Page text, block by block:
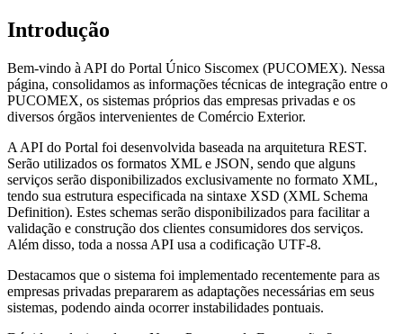
Introdução
Bem-vindo à API do Portal Único Siscomex (PUCOMEX). Nessa
página, consolidamos as informações técnicas de integração entre o
PUCOMEX, os sistemas próprios das empresas privadas e os
diversos órgãos intervenientes de Comércio Exterior.
A API do Portal foi desenvolvida baseada na arquitetura REST.
Serão utilizados os formatos XML e JSON, sendo que alguns
serviços serão disponibilizados exclusivamente no formato XML,
tendo sua estrutura especificada na sintaxe XSD (XML Schema
Definition). Estes schemas serão disponibilizados para facilitar a
validação e construção dos clientes consumidores dos serviços.
Além disso, toda a nossa API usa a codificação UTF-8.
Destacamos que o sistema foi implementado recentemente para as
empresas privadas prepararem as adaptações necessárias em seus
sistemas, podendo ainda ocorrer instabilidades pontuais.